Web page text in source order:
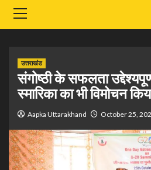
Menu
उत्तराखंड
संगोष्ठी के सफलता
स्मारिका का भी विमोचन
Aapka Uttarakhand October 25,